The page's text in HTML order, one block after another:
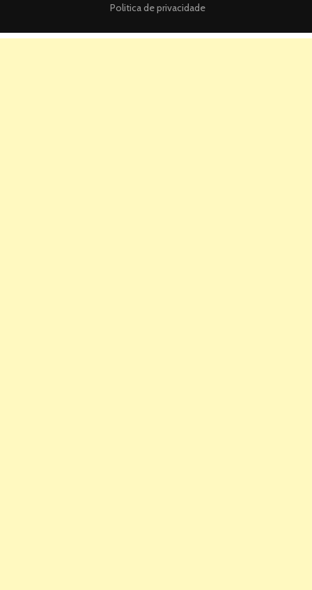
Politica de privacidade